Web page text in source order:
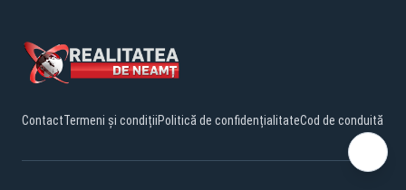
ContactTermeni și condițiiPolitică de confidențialitateCod de conduită